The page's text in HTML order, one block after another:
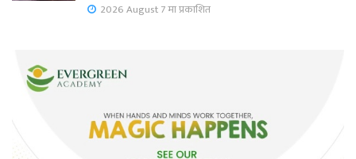
2026 August 7 मा प्रकाशित